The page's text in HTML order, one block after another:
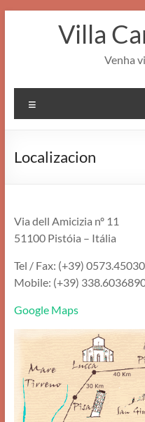
Villa
Venha
Localizacion
Via dell Amicizia nº 11
51100 Pistóia – Itália
Tel / Fax: (+39)
Mobile: (+39)
Google Maps